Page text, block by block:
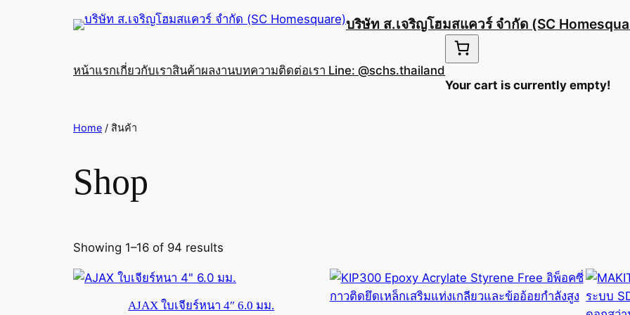
บริษัท ส.เจริญโฮมสแควร์ จำกัด (SC
หน้าแรกเกี่ยวกับเราสินค้าผลงานบทความติดต่อเรา Line: @schs.thailand
Your cart is currently empty!
Home / สินค้า
Shop
Showing 1–16 of 94 results
AJAX ใบเจียร์หนา 4″ 6.0 มม.